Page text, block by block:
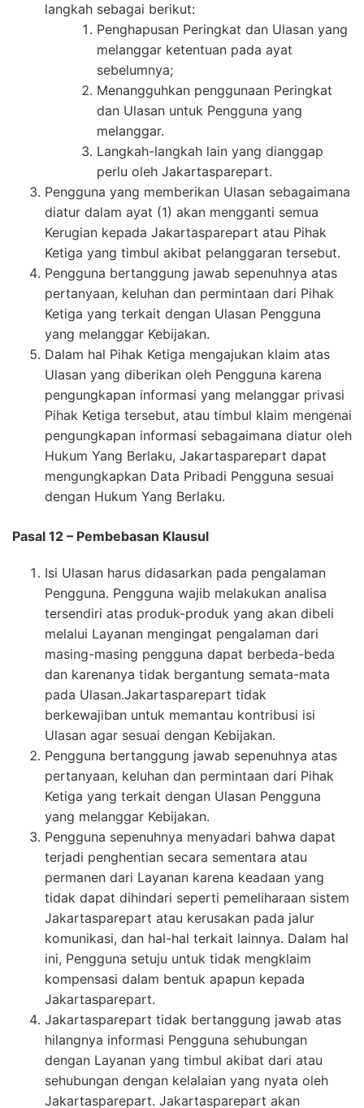
langkah sebagai berikut:
Penghapusan Peringkat dan Ulasan yang
melanggar ketentuan pada ayat
sebelumnya;
Menangguhkan penggunaan Peringkat
dan Ulasan untuk Pengguna yang
melanggar.
Langkah-langkah lain yang dianggap
perlu oleh Jakartasparepart.
Pengguna yang memberikan Ulasan sebagaimana
diatur dalam ayat (1) akan mengganti semua
Kerugian kepada Jakartasparepart atau Pihak
Ketiga yang timbul akibat pelanggaran tersebut.
Pengguna bertanggung jawab sepenuhnya atas
pertanyaan, keluhan dan permintaan dari Pihak
Ketiga yang terkait dengan Ulasan Pengguna
yang melanggar Kebijakan.
Dalam hal Pihak Ketiga mengajukan klaim atas
Ulasan yang diberikan oleh Pengguna karena
pengungkapan informasi yang melanggar privasi
Pihak Ketiga tersebut, atau timbul klaim mengenai
pengungkapan informasi sebagaimana diatur oleh
Hukum Yang Berlaku, Jakartasparepart dapat
mengungkapkan Data Pribadi Pengguna sesuai
dengan Hukum Yang Berlaku.
Pasal 12 – Pembebasan Klausul
Isi Ulasan harus didasarkan pada pengalaman
Pengguna. Pengguna wajib melakukan analisa
tersendiri atas produk-produk yang akan dibeli
melalui Layanan mengingat pengalaman dari
masing-masing pengguna dapat berbeda-beda
dan karenanya tidak bergantung semata-mata
pada Ulasan.Jakartasparepart tidak
berkewajiban untuk memantau kontribusi isi
Ulasan agar sesuai dengan Kebijakan.
Pengguna bertanggung jawab sepenuhnya atas
pertanyaan, keluhan dan permintaan dari Pihak
Ketiga yang terkait dengan Ulasan Pengguna
yang melanggar Kebijakan.
Pengguna sepenuhnya menyadari bahwa dapat
terjadi penghentian secara sementara atau
permanen dari Layanan karena keadaan yang
tidak dapat dihindari seperti pemeliharaan sistem
Jakartasparepart atau kerusakan pada jalur
komunikasi, dan hal-hal terkait lainnya. Dalam hal
ini, Pengguna setuju untuk tidak mengklaim
kompensasi dalam bentuk apapun kepada
Jakartasparepart.
Jakartasparepart tidak bertanggung jawab atas
hilangnya informasi Pengguna sehubungan
dengan Layanan yang timbul akibat dari atau
sehubungan dengan kelalaian yang nyata oleh
Jakartasparepart. Jakartasparepart akan